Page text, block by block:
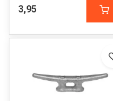
3,95